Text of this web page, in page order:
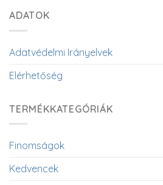
ADATOK
Adatvédelmi Irányelvek
Elérhetőség
TERMÉKKATEGÓRIÁK
Finomságok
Kedvencek